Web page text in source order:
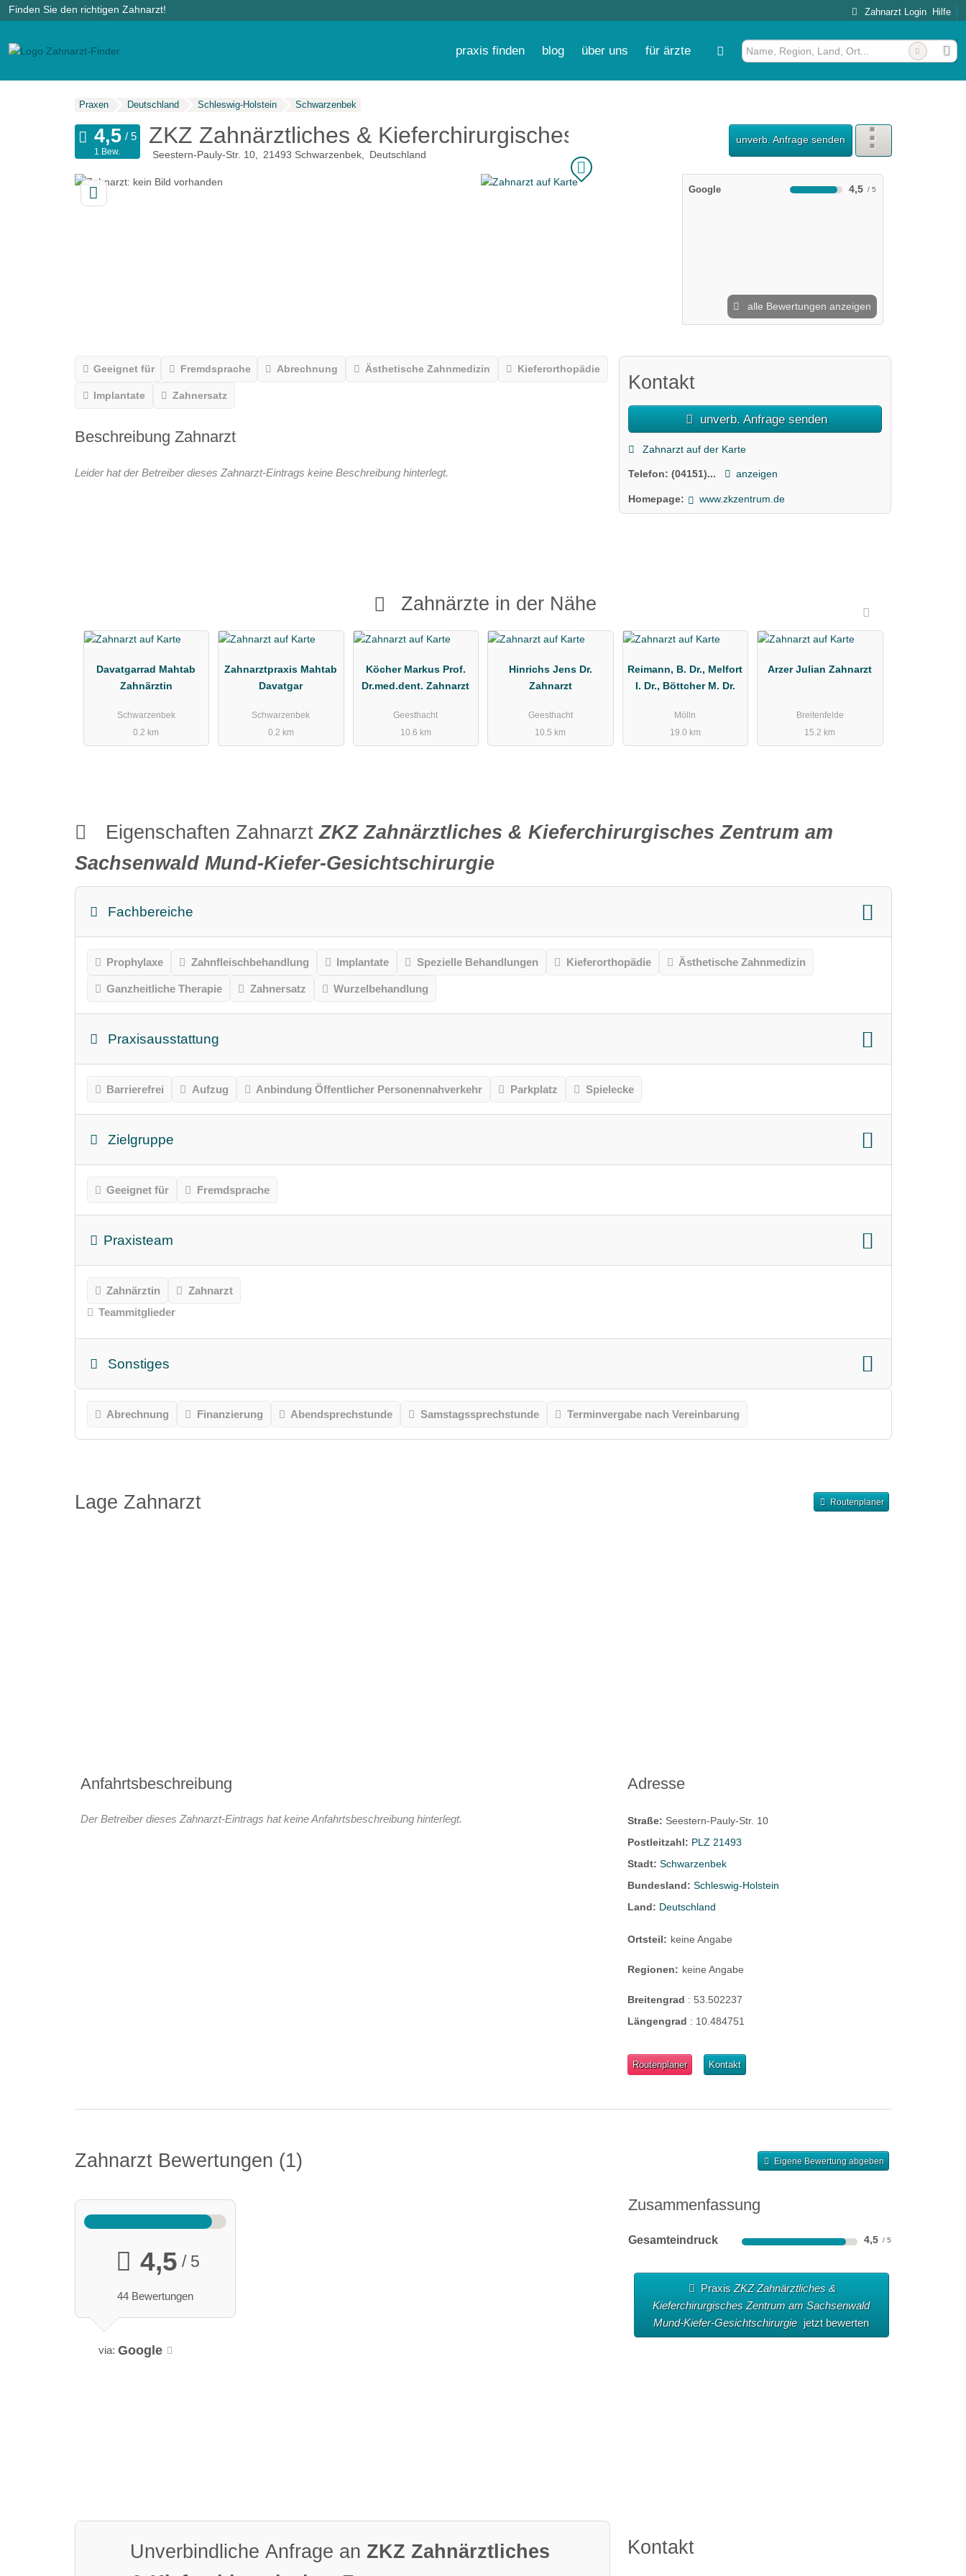
Finden Sie den richtigen Zahnarzt! Zahnarzt Login Hilfe
praxis finden blog über uns für ärzte
Praxen Deutschland Schleswig-Holstein Schwarzenbek
ZKZ Zahnärztliches & Kieferchirurgisches Zentrum am Sachsenwald Mund-
Seestern-Pauly-Str. 10 21493 Schwarzenbek Deutschland
unverb. Anfrage senden
1 Bew.
Google 4,5
alle Bewertungen anzeigen
Geeignet für Fremdsprache Abrechnung Ästhetische Zahnmedizin Kieferorthopädie
Implantate Zahnersatz
Beschreibung Zahnarzt
Leider hat der Betreiber dieses Zahnarzt-Eintrags keine Beschreibung hinterlegt.
Kontakt
unverb. Anfrage senden
Zahnarzt auf der Karte
Telefon:(04151)... anzeigen
Homepage: www.zkzentrum.de
Zahnärzte in der Nähe
Davatgarrad Mahtab
Zahnärztin
Schwarzenbek
0.2 km
Zahnarztpraxis Mahtab
Davatgar
Schwarzenbek
0.2 km
Köcher Markus Prof.
Dr.med.dent. Zahnarzt
Geesthacht
10.6 km
Hinrichs Jens Dr.
Zahnarzt
Geesthacht
10.5 km
Reimann, B. Dr., Melfort
I. Dr., Böttcher M. Dr.
Mölln
19.0 km
Arzer Julian Zahnarzt
Breitenfelde
15.2 km
Eigenschaften ZahnarztZKZ Zahnärztliches & Kieferchirurgisches Zentrum am
Sachsenwald Mund-Kiefer-Gesichtschirurgie
Fachbereiche
Prophylaxe Zahnfleischbehandlung Implantate Spezielle Behandlungen Kieferorthopädie Ästhetische Zahnmedizin
Ganzheitliche Therapie Zahnersatz Wurzelbehandlung
Praxisausstattung
Barrierefrei Aufzug Anbindung Öffentlicher Personennahverkehr Parkplatz Spielecke
Zielgruppe
Geeignet für Fremdsprache
Praxisteam
Zahnärztin
Zahnarzt
Teammitglieder
Sonstiges
Abrechnung Finanzierung Abendsprechstunde Samstagssprechstunde Terminvergabe nach Vereinbarung
Lage Zahnarzt Routenplaner
Anfahrtsbeschreibung
Der Betreiber dieses Zahnarzt-Eintrags hat keine Anfahrtsbeschreibung hinterlegt.
Adresse
Straße: Seestern-Pauly-Str. 10
Postleitzahl: PLZ 21493
Stadt:Schwarzenbek
Bundesland:Schleswig-Holstein
Land: Deutschland
Ortsteil: keine Angabe
Regionen: keine Angabe
Breitengrad :53.502237
Längengrad : 10.484751
Routenplaner Kontakt
Zahnarzt Bewertungen 1 Eigene Bewertung abgeben
Zusammenfassung
Gesamteindruck 4,5
PraxisZKZ Zahnärztliches &
Kieferchirurgisches Zentrum am Sachsenwald
Mund-Kiefer-Gesichtschirurgie jetzt bewerten
4,5 / 5
44 Bewertungen
via: Google
Unverbindliche Anfrage anZKZ Zahnärztliches
Kontakt